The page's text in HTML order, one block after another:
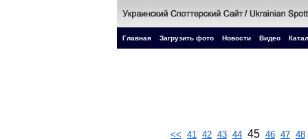
Главная Загрузить фото Новости Видео
<< 41 42 43 44 45 46 47 48